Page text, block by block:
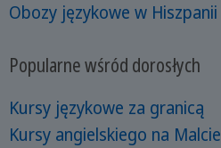
Obozy językowe w Hiszpanii
Popularne wśród dorosłych
Kursy językowe za granicą
Kursy angielskiego na Malcie